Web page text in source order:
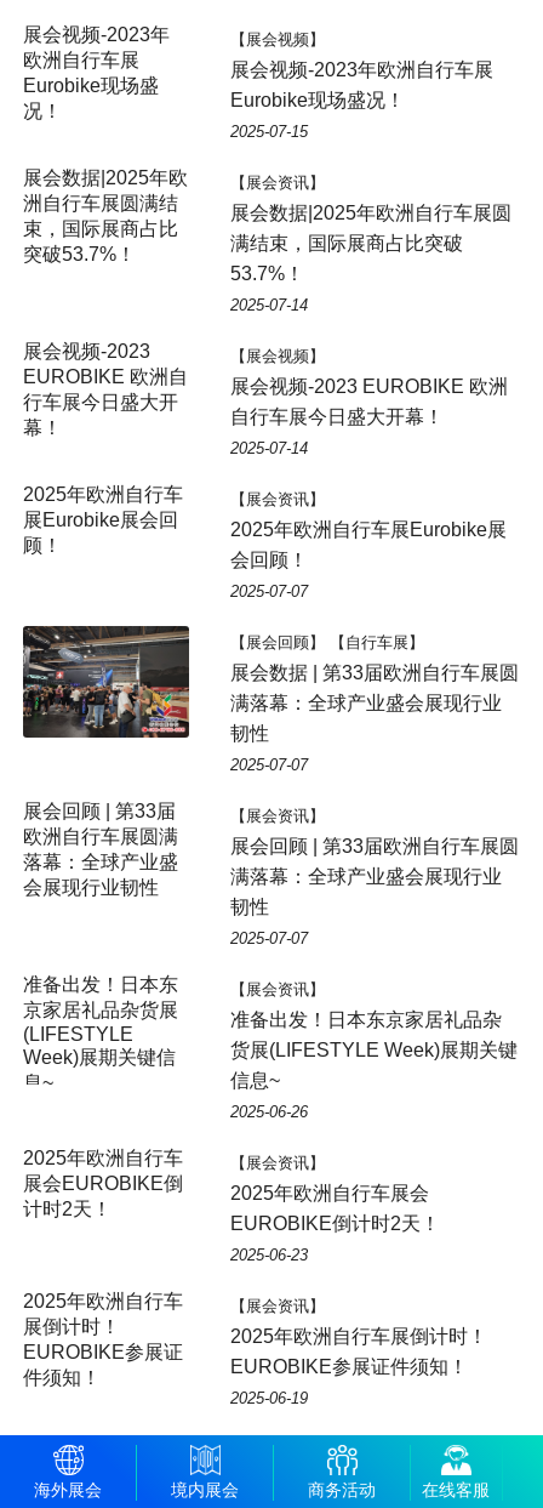
展会视频-2023年
欧洲自行车展
Eurobike现场盛
况！
【展会视频】
展会视频-2023年欧洲自行车展
Eurobike现场盛况！
2025-07-15
展会数据|2025年欧
洲自行车展圆满结
束，国际展商占比
突破53.7%！
【展会资讯】
展会数据|2025年欧洲自行车展圆
满结束，国际展商占比突破
53.7%！
2025-07-14
展会视频-2023
EUROBIKE 欧洲自
行车展今日盛大开
幕！
【展会视频】
展会视频-2023 EUROBIKE 欧洲
自行车展今日盛大开幕！
2025-07-14
2025年欧洲自行车
展Eurobike展会回
顾​！
【展会资讯】
2025年欧洲自行车展Eurobike展
会回顾​！
2025-07-07
【展会回顾】 【自行车展】
展会数据 | 第33届欧洲自行车展圆
满落幕：全球产业盛会展现行业
韧性
2025-07-07
展会回顾 | 第33届
欧洲自行车展圆满
落幕：全球产业盛
会展现行业韧性
【展会资讯】
展会回顾 | 第33届欧洲自行车展圆
满落幕：全球产业盛会展现行业
韧性
2025-07-07
准备出发！日本东
京家居礼品杂货展
(LIFESTYLE
Week)展期关键信
息~
【展会资讯】
准备出发！日本东京家居礼品杂
货展(LIFESTYLE Week)展期关键
信息~
2025-06-26
2025年欧洲自行车
展会EUROBIKE倒
计时2天！
【展会资讯】
2025年欧洲自行车展会
EUROBIKE倒计时2天！
2025-06-23
2025年欧洲自行车
展倒计时！
EUROBIKE参展证
件须知！
【展会资讯】
2025年欧洲自行车展倒计时！
EUROBIKE参展证件须知！
2025-06-19
2025年EUROBIKE
欧洲自行车展：展
位图&日程发布，
【展会资讯】
2025年EUROBIKE欧洲自行车
海外展会 境内展会 商务活动 在线客服